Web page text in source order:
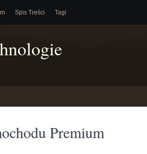
Spis Treści Tagi
Premium